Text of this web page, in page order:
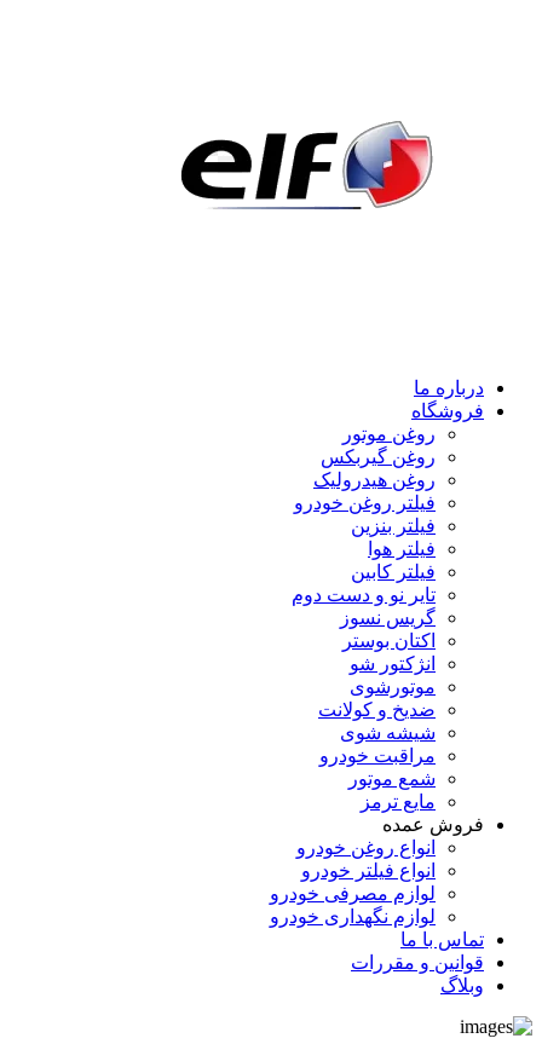
درباره ما
فروشگاه
روغن موتور
روغن گیربکس
روغن هیدرولیک
فیلتر روغن خودرو
فیلتر بنزین
فیلتر هوا
فیلتر کابین
تایر نو و دست دوم
گریس نسوز
اکتان بوستر
انژکتور شو
موتورشوی
ضدیخ و کولانت
شیشه شوی
مراقبت خودرو
شمع موتور
مایع ترمز
فروش عمده
انواع روغن خودرو
انواع فیلتر خودرو
لوازم مصرفی خودرو
لوازم نگهداری خودرو
تماس با ما
قوانین و مقررات
وبلاگ